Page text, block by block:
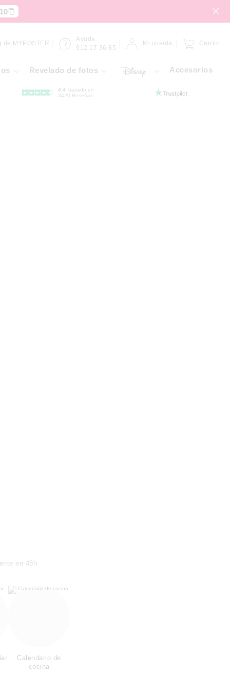
de MYPOSTER
Ayuda
912 17 36 85
Mi cuenta Carrito
Revelado de fotos Accesorios
4.4
basado en
3420 Reseñas
en 48h
Calendario de
cocina